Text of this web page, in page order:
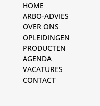
HOME
ARBO-ADVIES
OVER ONS
OPLEIDINGEN
PRODUCTEN
AGENDA
VACATURES
CONTACT